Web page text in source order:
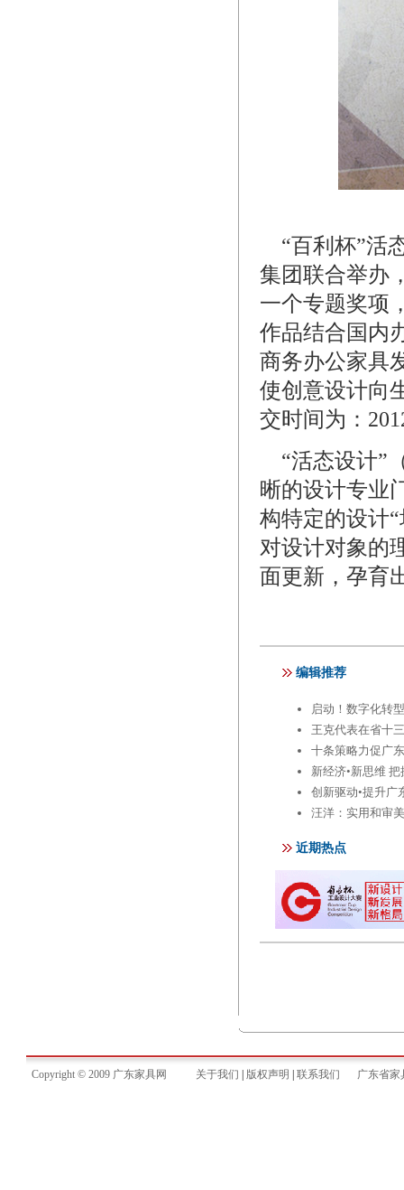
“百利杯”活
集团联合举办
一个专题奖项
作品结合国内
商务办公家具
使创意设计向
交时间为：
“活态设计”
晰的设计专业
构特定的设计
对设计对象的
面更新，孕育